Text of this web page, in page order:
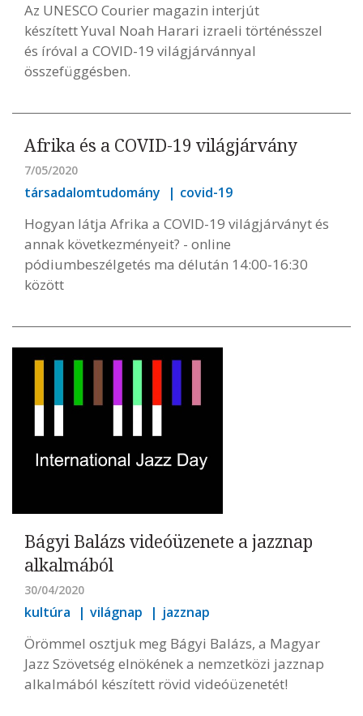
Az UNESCO Courier magazin interjút
készített Yuval Noah Harari izraeli történésszel
és íróval a COVID-19 világjárvánnyal
összefüggésben.
Afrika és a COVID-19 világjárvány
7/05/2020
társadalomtudomány covid-19
Hogyan látja Afrika a COVID-19 világjárványt és
annak következményeit? - online
pódiumbeszélgetés ma délután 14:00-16:30
között
Bágyi Balázs videóüzenete a jazznap
alkalmából
30/04/2020
kultúra világnap jazznap
Örömmel osztjuk meg Bágyi Balázs, a Magyar
Jazz Szövetség elnökének a nemzetközi jazznap
alkalmából készített rövid videóüzenetét!